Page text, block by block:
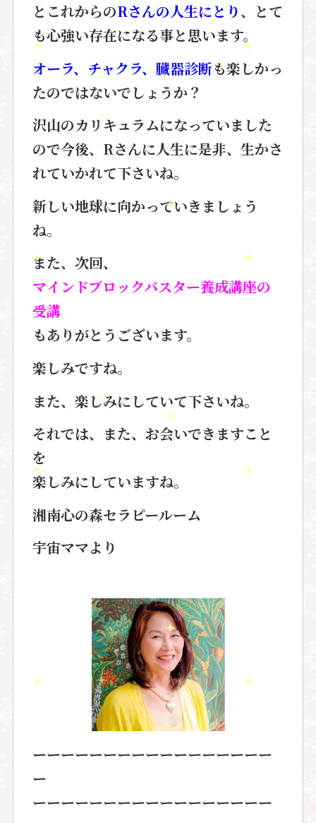
とこれからのRさんの人生にとり、
とて
も心強い存在になる事と思います。
オーラ、チャクラ、臓器診断も楽しかっ
たのではないでしょうか？
沢山のカリキュラムになっていました
ので今後、Rさんに人生に是非、 生かさ
れていかれて下さいね。
新しい地球に向かっていきましょう
ね。
また、次回、
マインドブロックバスター養成講座の
受講
もありがとうございます。
楽しみですね。
また、楽しみにしていて下さいね。
それでは、また、お会いできますこと
を
楽しみにしていますね。
湘南心の森セラピールーム
宇宙ママより
ーーーーーーーーーーーーーーーーー
ー
ーーーーーーーーーーーーーーーーー